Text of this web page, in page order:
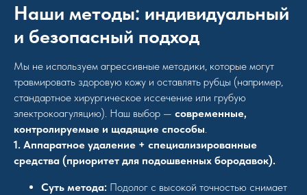
Наши методы: индивидуальный
и безопасный подход
Мы не используем агрессивные методики, которые могут
травмировать здоровую кожу и оставлять рубцы (например,
стандартное хирургическое иссечение или грубую
электрокоагуляцию). Наш выбор — современные,
контролируемые и щадящие способы
1. Аппаратное удаление + специализированные
средства (приоритет для подошвенных бородавок).
Суть метода: Подолог с высокой точностью снимает